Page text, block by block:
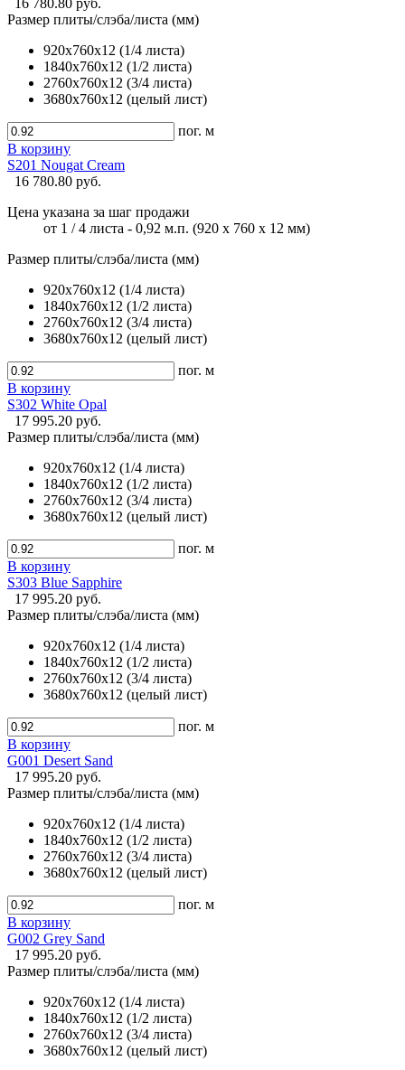
16 780.80 руб.
Размер плиты/слэба/листа (мм)
920х760х12 (1/4 листа)
1840х760х12 (1/2 листа)
2760х760х12 (3/4 листа)
3680х760х12 (целый лист)
пог. м
В корзину
S201 Nougat Cream
16 780.80 руб.
Цена указана за шаг продажи
от 1 / 4 листа - 0,92 м.п. (920 х 760 х 12 мм)
Размер плиты/слэба/листа (мм)
920х760х12 (1/4 листа)
1840х760х12 (1/2 листа)
2760х760х12 (3/4 листа)
3680х760х12 (целый лист)
пог. м
В корзину
S302 White Opal
17 995.20 руб.
Размер плиты/слэба/листа (мм)
920х760х12 (1/4 листа)
1840х760х12 (1/2 листа)
2760х760х12 (3/4 листа)
3680х760х12 (целый лист)
пог. м
В корзину
S303 Blue Sapphire
17 995.20 руб.
Размер плиты/слэба/листа (мм)
920х760х12 (1/4 листа)
1840х760х12 (1/2 листа)
2760х760х12 (3/4 листа)
3680х760х12 (целый лист)
пог. м
В корзину
G001 Desert Sand
17 995.20 руб.
Размер плиты/слэба/листа (мм)
920х760х12 (1/4 листа)
1840х760х12 (1/2 листа)
2760х760х12 (3/4 листа)
3680х760х12 (целый лист)
пог. м
В корзину
G002 Grey Sand
17 995.20 руб.
Размер плиты/слэба/листа (мм)
920х760х12 (1/4 листа)
1840х760х12 (1/2 листа)
2760х760х12 (3/4 листа)
3680х760х12 (целый лист)